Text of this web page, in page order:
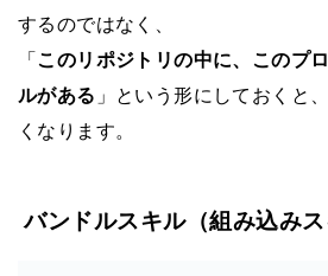
するのではなく、
「 このリポジトリの中に、このプ
ルがある 」という形にしておくと
くなります。
バンドルスキル（組み込みス